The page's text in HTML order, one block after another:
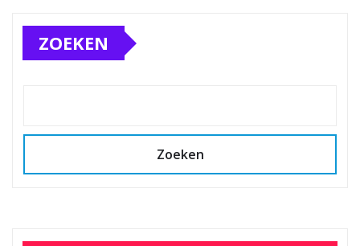
ZOEKEN
Zoeken